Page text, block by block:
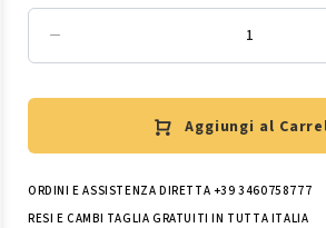
Aggiungi al
ORDINI E ASSISTENZA DIRETTA +39 3460758777
RESI E CAMBI TAGLIA GRATUITI IN TUTTA ITALIA